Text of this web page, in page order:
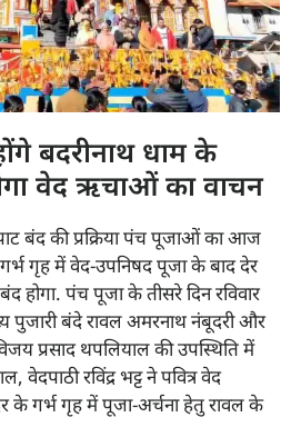
बदरीनाथ धाम के
वेद ऋचाओं का वाचन
बंद की प्रक्रिया पंच पूजाओं का आज
गर्भ गृह में वेद-उपनिषद पूजा के बाद देर
पंच पूजा के तीसरे दिन रविवार
पुजारी बंदे रावल अमरनाथ नंबूदरी और
प्रसाद थपलियाल की उपस्थिति में
वेदपाठी रविंद्र भट्ट ने पवित्र वेद
के गर्भ गृह में पूजा-अर्चना हेतु रावल के